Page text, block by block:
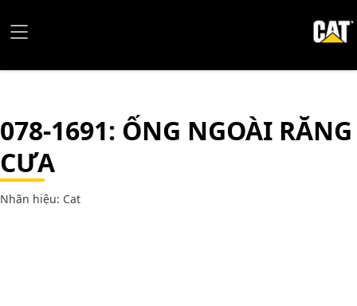
078-1691: ỐNG NGOÀI RĂNG
CƯA
Nhãn hiệu: Cat